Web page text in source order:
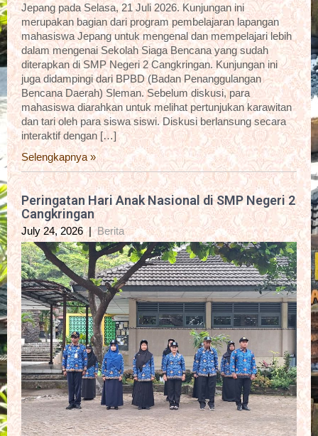
Jepang pada Selasa, 21 Juli 2026. Kunjungan ini
merupakan bagian dari program pembelajaran lapangan
mahasiswa Jepang untuk mengenal dan mempelajari lebih
dalam mengenai Sekolah Siaga Bencana yang sudah
diterapkan di SMP Negeri 2 Cangkringan. Kunjungan ini
juga didampingi dari BPBD (Badan Penanggulangan
Bencana Daerah) Sleman. Sebelum diskusi, para
mahasiswa diarahkan untuk melihat pertunjukan karawitan
dan tari oleh para siswa siswi. Diskusi berlansung secara
interaktif dengan […]
Selengkapnya »
Peringatan Hari Anak Nasional di SMP Negeri 2
Cangkringan
July 24, 2026 |Berita